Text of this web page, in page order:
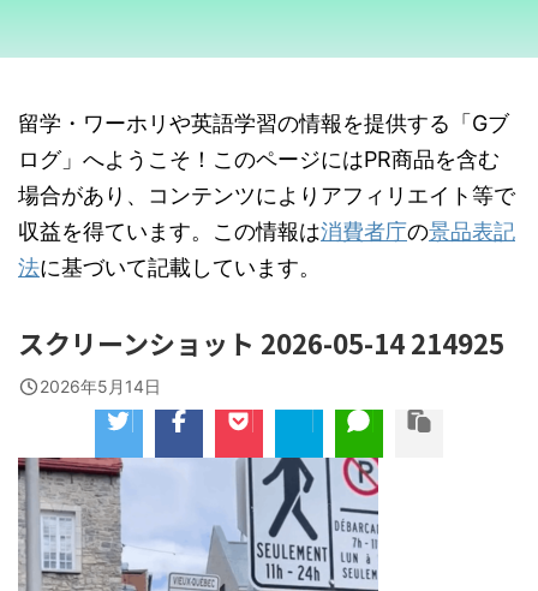
留学・ワーホリや英語学習の情報を提供する「Gブ
ログ」へようこそ！このページにはPR商品を含む
場合があり、コンテンツによりアフィリエイト等で
収益を得ています。この情報は消費者庁の景品表記
法に基づいて記載しています。
スクリーンショット 2026-05-14 214925
2026年5月14日